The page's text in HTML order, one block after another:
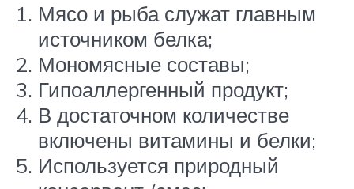
Мясо и рыба служат главным
источником белка;
Мономясные составы;
Гипоаллергенный продукт;
В достаточном количестве
включены витамины и белки;
Используется природный